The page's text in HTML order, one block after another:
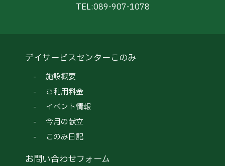
TEL:089-907-1078
デイサービスセンターこのみ
施設概要
ご利用料金
イベント情報
今月の献立
このみ日記
お問い合わせフォーム